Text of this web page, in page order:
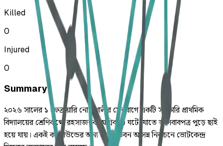
Killed
0
Injured
0
Summary
২০২৬ সালের ১ ফেব্রুয়ারি নোয়াখালীর সেনবাগে একটি সরকারি প্রাথমিক
বিদ্যালয়ের শ্রেণিকক্ষে রহস্যজনক অগ্নিকাণ্ড ঘটে, যাতে আসবাবপত্র পুড়ে ছাই
হয়ে যায়। একই কম্পাউন্ডের অন্য একটি ভবন আসন্ন নির্বাচনে ভোটকেন্দ্র